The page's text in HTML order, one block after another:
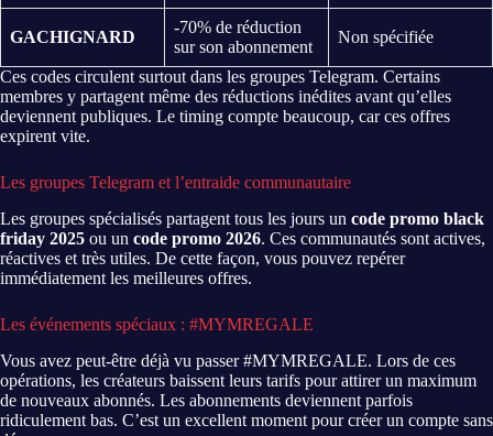
GACHIGNARD
-70% de réduction
sur son abonnement
Non spécifiée
Ces codes circulent surtout dans les groupes Telegram. Certains
membres y partagent même des réductions inédites avant qu’elles
deviennent publiques. Le timing compte beaucoup, car ces offres
expirent vite.
Les groupes Telegram et l’entraide communautaire
Les groupes spécialisés partagent tous les jours un code promo black
friday 2025 ou un code promo 2026. Ces communautés sont actives,
réactives et très utiles. De cette façon, vous pouvez repérer
immédiatement les meilleures offres.
Les événements spéciaux : #MYMREGALE
Vous avez peut-être déjà vu passer #MYMREGALE. Lors de ces
opérations, les créateurs baissent leurs tarifs pour attirer un maximum
de nouveaux abonnés. Les abonnements deviennent parfois
ridiculement bas. C’est un excellent moment pour créer un compte sans